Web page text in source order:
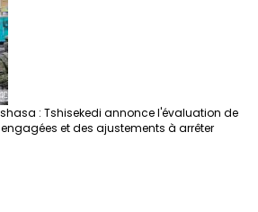
: Tshisekedi annonce l'évaluation de
et des ajustements à arrêter